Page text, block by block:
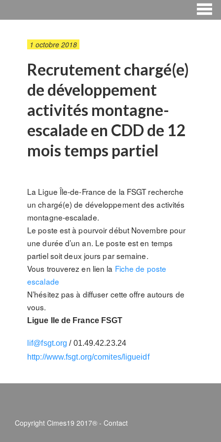
1 octobre 2018
Recrutement chargé(e)
de développement
activités montagne-
escalade en CDD de 12
mois temps partiel
La Ligue Île-de-France de la FSGT recherche
un chargé(e) de développement des activités
montagne-escalade.
Le poste est à pourvoir début Novembre pour
une durée d’un an. Le poste est en temps
partiel soit deux jours par semaine.
Vous trouverez en lien la Fiche de poste
escalade
N’hésitez pas à diffuser cette offre autours de
vous.
Ligue Ile de France FSGT
lif@fsgt.org / 01.49.42.23.24
http://www.fsgt.org/comites/ligueidf
Copyright Cimes19 2017® - Contact